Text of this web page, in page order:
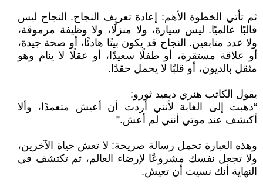
ثم تأتي الخطوة الأهم: إعادة تعريف النجاح. النجاح ليس
قالبًا عالميًا. ليس سيارة، ولا منزلًا، ولا وظيفة مرموقة،
ولا عدد متابعين. النجاح قد يكون بيتًا هادئًا، أو صحة جيدة،
أو علاقة مستقرة، أو طفلًا سعيدًا، أو عقلًا لا ينام وهو
مثقل بالديون، أو قلبًا لا يحمل حقدًا.
يقول الكاتب هنري ديفيد ثورو:
“ذهبت إلى الغابة لأنني أردت أن أعيش متعمدًا، وألا
أكتشف عند موتي أنني لم أعش.”
وهذه العبارة تحمل رسالة صريحة: لا تعش حياة الآخرين،
ولا تجعل نفسك مشروعًا لإرضاء العالم، ثم تكتشف في
النهاية أنك نسيت أن تعيش.